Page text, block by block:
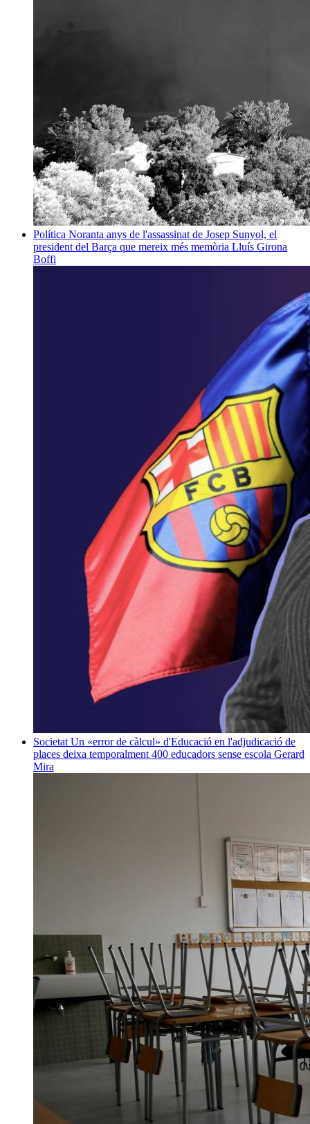
Política Noranta anys de l'assassinat de Josep Sunyol, el
president del Barça que mereix més memòria Lluís Girona
Boffi
Societat Un «error de càlcul» d'Educació en l'adjudicació de
places deixa temporalment 400 educadors sense escola Gerard
Mira